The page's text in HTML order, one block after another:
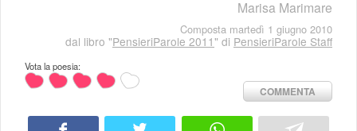
Marisa Marimare
Composta martedì 1 giugno 2010
dal libro "PensieriParole 2011" di PensieriParole Staff
Vota la poesia:
COMMENTA